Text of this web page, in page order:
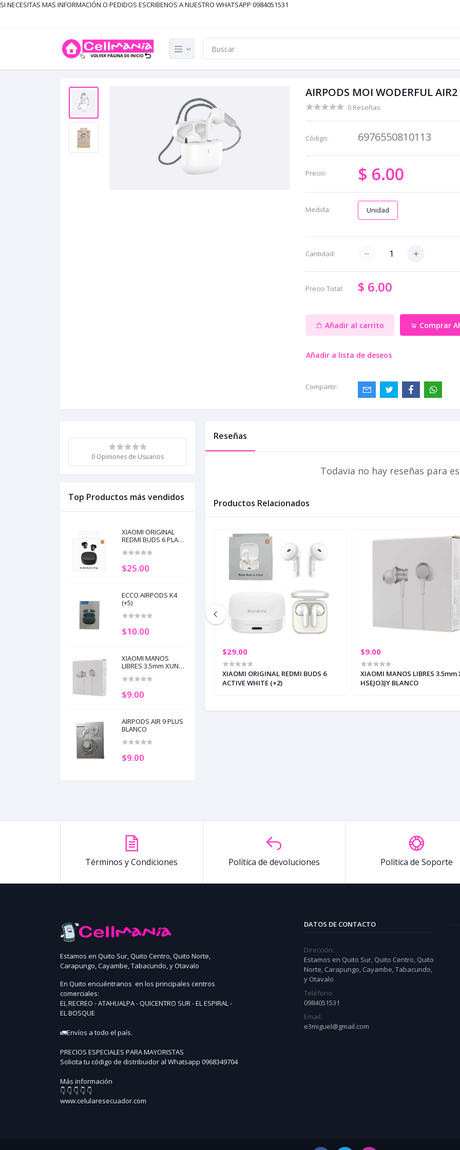
SI NECESITAS MAS INFORMACIÓN O PEDIDOS ESCRIBENOS A NUESTRO WHATSAPP 0984051531
AIRPODS MOI WODERFUL AIR2
0 Reseñas
Código: 6976550810113
Precio: $ 6.00
Medida: Unidad
Cantidad:
Precio Total: $ 6.00
Añadir al carrito Comprar
Añadir a lista de deseos
Compartir:
0 Opiniones de Usuarios
Top Productos más vendidos
XIAOMI ORIGINAL
REDMI BUDS 6 PLAY
$25.00
ECCO AIRPODS K4
(+5)
$10.00
XIAOMI MANOS
LIBRES 3.5mm XUN
$9.00
AIRPODS AIR 9 PLUS
BLANCO
$9.00
Reseñas
Todavia no hay reseñas para
Productos Relacionados
XIAOMI ORIGINAL REDMI BUDS 6
ACTIVE PINK (+2)
$29.00
XIAOMI ORIGINAL REDMI BUDS 6
ACTIVE WHITE (+2)
$9.00
XIAOMI MANOS LIBRES 3.5mm
HSEJO3JY BLANCO
Términos y Condiciones Política de devoluciones Política de Soporte
Estamos en Quito Sur, Quito Centro, Quito Norte,
Carapungo, Cayambe, Tabacundo, y Otavalo
En Quito encuéntranos en los principales centros
comerciales:
EL RECREO - ATAHUALPA - QUICENTRO SUR - EL ESPIRAL -
EL BOSQUE
🚛Envíos a todo el país.
PRECIOS ESPECIALES PARA MAYORISTAS
Solicita tu código de distribuidor al Whatsapp 0968349704
Más información
👇 👇 👇 👇 👇
www.celularesecuador.com
DATOS DE CONTACTO
Dirección:
Estamos en Quito Sur, Quito Centro, Quito
Norte, Carapungo, Cayambe, Tabacundo,
y Otavalo
Teléfono:
0984051531
Email:
e3miguel@gmail.com